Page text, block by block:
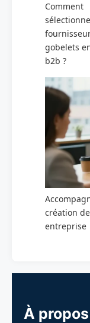
Comment
gobelets
b2b ?
création
entreprise
À